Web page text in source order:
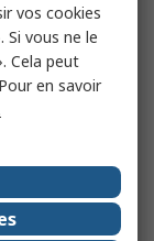
vos cookies
Si vous ne le
Cela peut
en savoir